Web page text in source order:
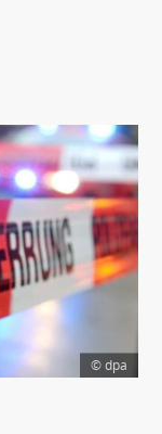
© dpa